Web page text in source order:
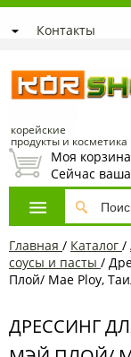
Контакты
корейские
продукты и косметика
Моя корзина
Сейчас
Главная / Каталог /
соусы и пасты /
Плой/ Mae Ploy,
ДРЕССИНГ